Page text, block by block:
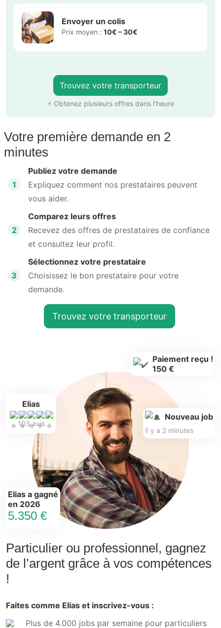
Envoyer un colis
Prix moyen : 10€ – 30€
Trouvez votre transporteur
⚡ Obtenez plusieurs offres dans l’heure
Votre première demande en 2
minutes
1
Publiez votre demande
Expliquez comment nos prestataires peuvent
vous aider.
2
Comparez leurs offres
Recevez des offres de prestataires de confiance
et consultez leur profil.
3
Sélectionnez votre prestataire
Choisissez le bon prestataire pour votre
demande.
Trouvez votre transporteur
Particulier ou professionnel, gagnez
de l’argent grâce à vos compétences
!
Faites comme Elias et inscrivez-vous :
Plus de 4.000 jobs par semaine pour particuliers
Elias
103 avis
Elias a gagné
en 2026
5.350 €
Paiement reçu !
150 €
Nouveau job
Il y a 2 minutes